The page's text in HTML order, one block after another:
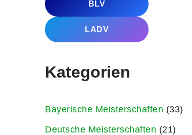
BLV
LADV
Kategorien
Bayerische Meisterschaften (33)
Deutsche Meisterschaften (21)